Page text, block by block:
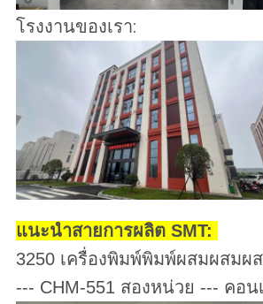
โรงงานของเรา:
แนะนําสายการผลิต SMT:
3250 เครื่องพิมพ์พิมพ์ผสมผสมผ
--- CHM-551 สองหน่วย --- คอน